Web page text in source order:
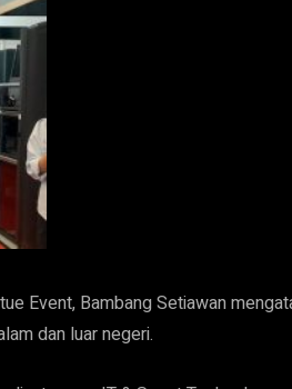
Event, Bambang Setiawan
dan luar negeri.